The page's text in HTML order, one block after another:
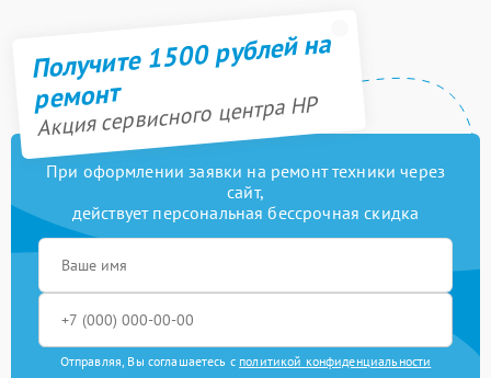
Получите 1500 рублей на
ремонт
Акция сервисного центра HP
При оформлении заявки на ремонт техники через
сайт,
действует персональная бессрочная скидка
Отправляя, Вы соглашаетесь с политикой конфиденциальности